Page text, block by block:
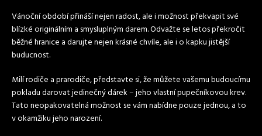
Vánoční období přináší nejen radost, ale i možnost překvapit své
blízké originálním a smysluplným darem. Odvažte se letos překročit
běžné hranice a darujte nejen krásné chvíle, ale i o kapku jistější
buducnost.
Milí rodiče a prarodiče, představte si, že můžete vašemu budoucímu
pokladu darovat jedinečný dárek – jeho vlastní pupečníkovou krev.
Tato neopakovatelná možnost se vám nabídne pouze jednou, a to
v okamžiku jeho narození.